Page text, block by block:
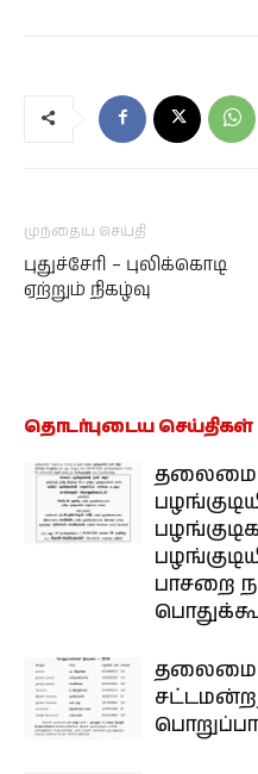
முந்தைய செய்தி
புதுச்சேரி – புலிக்கொடி
ஏற்றும் நிகழ்வு
தொடர்புடைய செய்திகள்
தலைமை
பாசறை
தலைமை